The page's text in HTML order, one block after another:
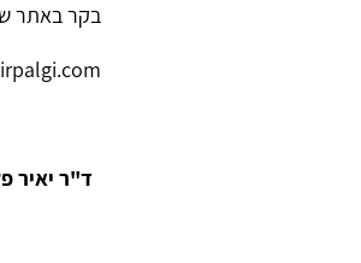
בקר באתר
ד"ר יאיר